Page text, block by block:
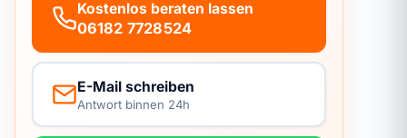
Kostenlos beraten lassen
06182 7728524
E-Mail schreiben
Antwort binnen 24h